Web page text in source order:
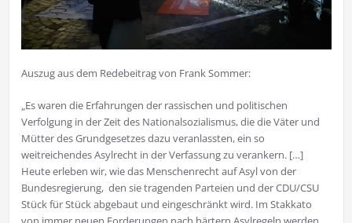
Auszug aus dem Redebeitrag von Frank Sommer:
„Es waren die Erfahrungen der rassischen und politischen
Verfolgung in der Zeit des Nationalsozialismus, die die Väter und
Mütter des Grundgesetzes dazu veranlassten, ein so
weitreichendes Asylrecht in der Verfassung zu verankern. […]
Heute erleben wir, wie das Menschenrecht auf Asyl von der
Bundesregierung, den sie tragenden Parteien und der CDU/CSU
Stück für Stück abgebaut und eingeschränkt wird. Im Stakkato